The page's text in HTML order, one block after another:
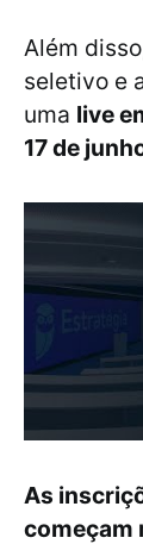
Além
seletivo e
uma live
17 de
As
começam